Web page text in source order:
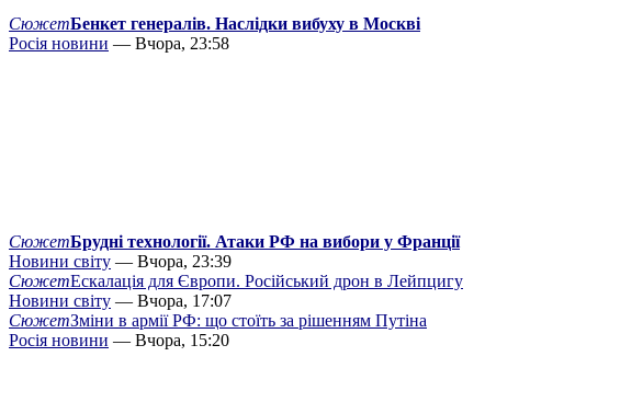
СюжетБенкет генералів. Наслідки вибуху в Москві
Росія новини — Вчора, 23:58
СюжетБрудні технології. Атаки РФ на вибори у Франції
Новини світу — Вчора, 23:39
СюжетЕскалація для Європи. Російський дрон в Лейпцигу
Новини світу — Вчора, 17:07
СюжетЗміни в армії РФ: що стоїть за рішенням Путіна
Росія новини — Вчора, 15:20